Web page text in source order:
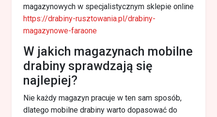
magazynowych w specjalistycznym sklepie online
https://drabiny-rusztowania.pl/drabiny-
magazynowe-faraone
W jakich magazynach mobilne
drabiny sprawdzają się
najlepiej?
Nie każdy magazyn pracuje w ten sam sposób,
dlatego mobilne drabiny warto dopasować do